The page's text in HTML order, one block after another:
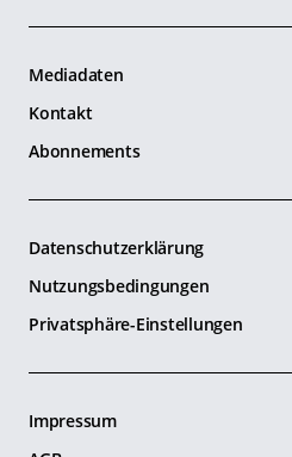
Mediadaten
Kontakt
Abonnements
Datenschutzerklärung
Nutzungsbedingungen
Privatsphäre-Einstellungen
Impressum